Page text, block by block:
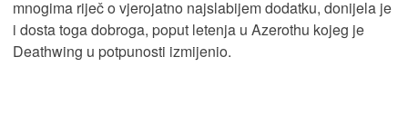
mnogima riječ o vjerojatno najslabijem dodatku, donijela je
i dosta toga dobroga, poput letenja u Azerothu kojeg je
Deathwing u potpunosti izmijenio.